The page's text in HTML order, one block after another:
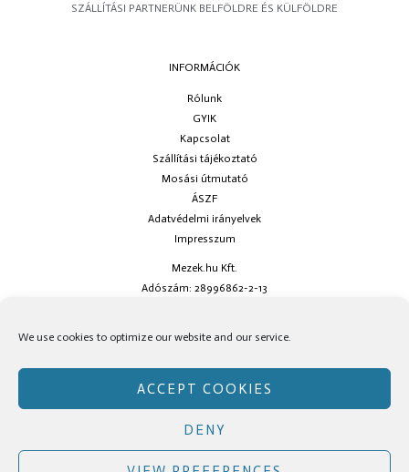
We use cookies to optimize our website and our service.
ACCEPT COOKIES
DENY
SZÁLLÍTÁSI PARTNERÜNK BELFÖLDRE ÉS KÜLFÖLDRE
INFORMÁCIÓK
Rólunk
GYIK
Kapcsolat
Szállítási tájékoztató
Mosási útmutató
ÁSZF
Adatvédelmi irányelvek
Impresszum
Mezek.hu Kft.
Adószám: 28996862-2-13
social oldalainkon!
Copyright © Mezek.hu 2026 Mezek.hu
Facebook Instagram